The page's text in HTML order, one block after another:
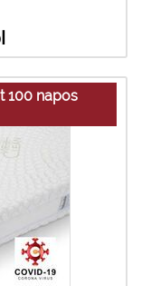
100 napos